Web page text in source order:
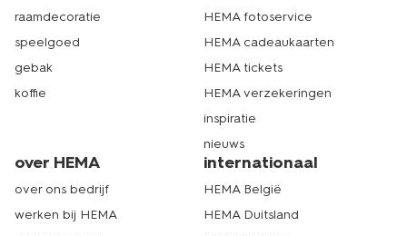
raamdecoratie
speelgoed
gebak
koffie
HEMA fotoservice
HEMA cadeaukaarten
HEMA tickets
HEMA verzekeringen
inspiratie
nieuws
over HEMA
over ons bedrijf
werken bij HEMA
internationaal
HEMA België
HEMA Duitsland